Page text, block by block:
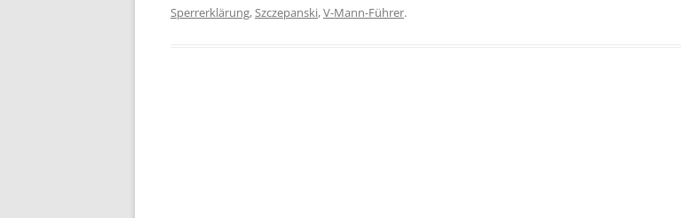
Sperrerklärung,Szczepanski,V-Mann-Führer.